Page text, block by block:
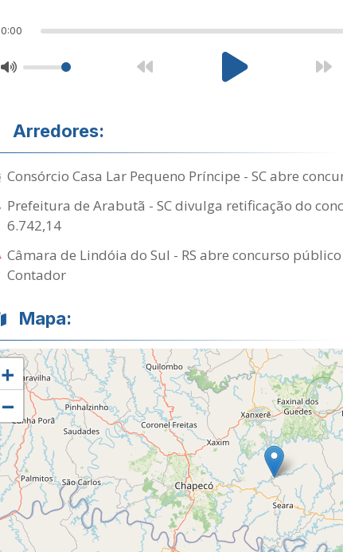
0:00
Arredores:
Consórcio Casa Lar Pequeno Príncipe - SC abre
Prefeitura de Arabutã - SC divulga retificação do
6.742,14
Câmara de Lindóia do Sul - RS abre concurso
Contador
Mapa:
+
−